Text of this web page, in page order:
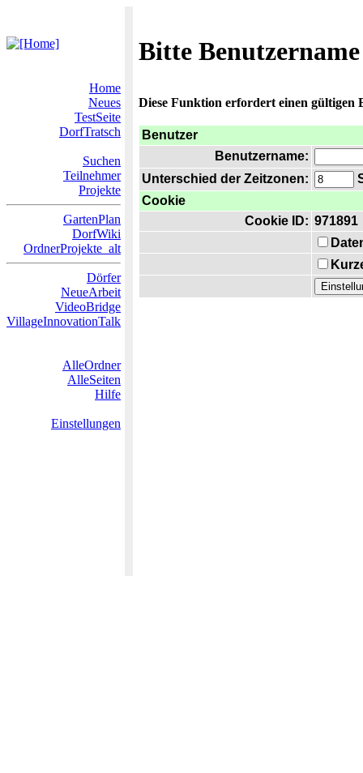
Bitte
Home
Neues
TestSeite
DorfTratsch
Suchen
Teilnehmer
Projekte
GartenPlan
DorfWiki
OrdnerProjekte_alt
Dörfer
NeueArbeit
VideoBridge
VillageInnovationTalk
AlleOrdner
AlleSeiten
Hilfe
Einstellungen
Diese Funktion erfordert einen gültigen
Benutzer
Benutzername:
Unterschied der Zeitzonen:
Cookie
Cookie ID: 971891